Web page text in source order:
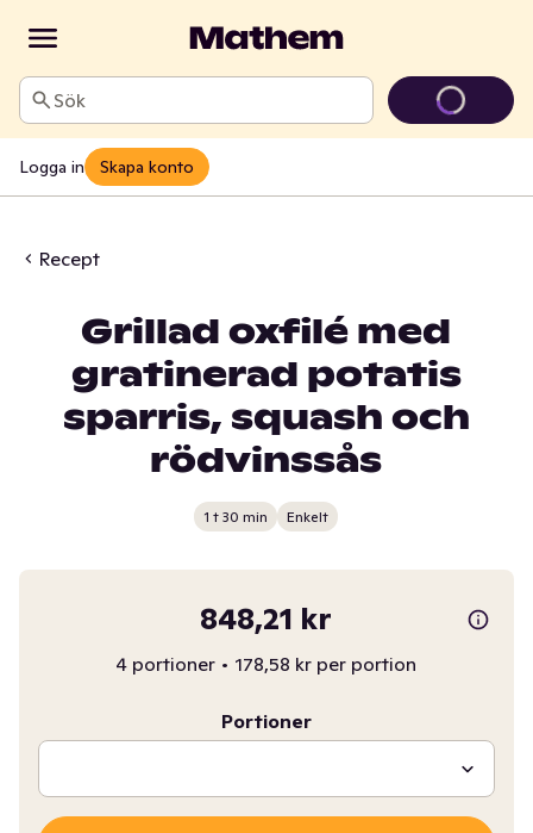
Sök
Logga in Skapa konto
Recept
Grillad oxfilé med
gratinerad potatis
sparris, squash och
rödvinssås
1 t 30 min Enkelt
848,21 kr
4 portioner • 178,58 kr per portion
Portioner